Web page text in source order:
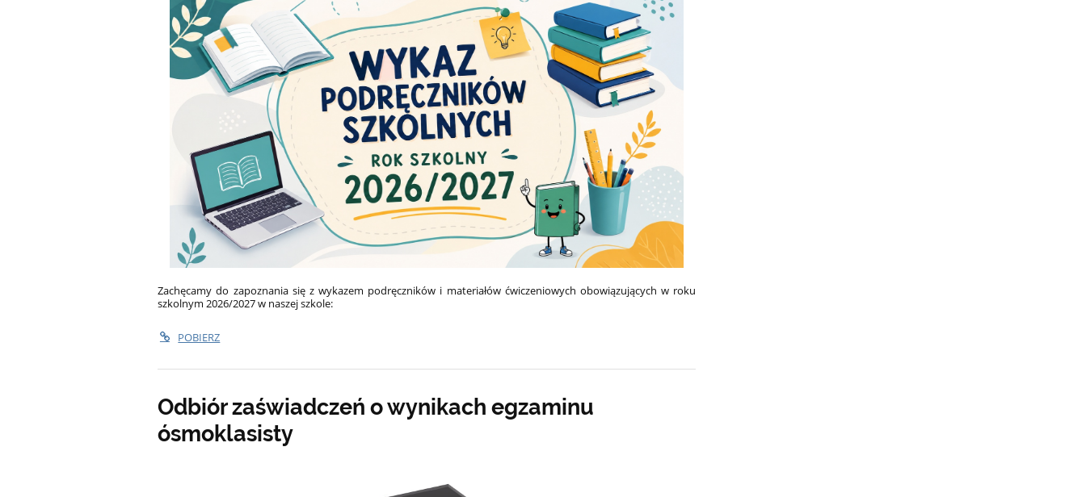
Zachęcamy do zapoznania się z wykazem podręczników i materiałów ćwiczeniowych obowiązujących w roku
szkolnym 2026/2027 w naszej szkole:
POBIERZ
Odbiór zaświadczeń o wynikach egzaminu
ósmoklasisty